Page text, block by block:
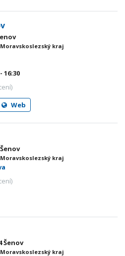
kraj
16:30
Web
kraj
Šenov
kraj